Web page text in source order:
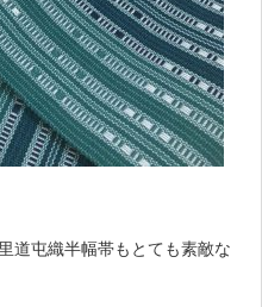
道屯織半幅帯もとても素敵な